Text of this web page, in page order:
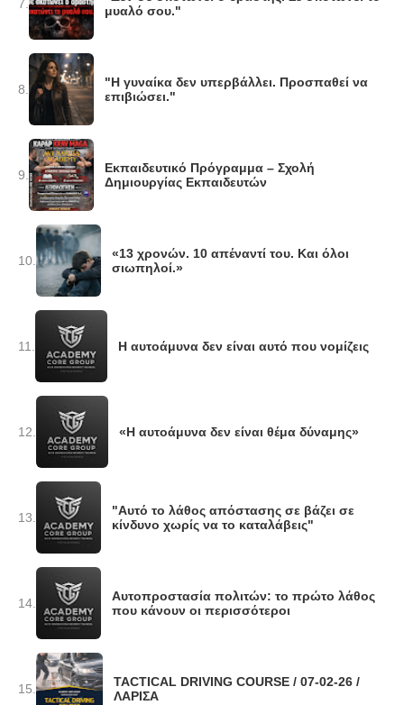
7.
μυαλό σου."
8.
"Η γυναίκα δεν υπερβάλλει. Προσπαθεί να
επιβιώσει."
9.
Εκπαιδευτικό Πρόγραμμα – Σχολή
Δημιουργίας Εκπαιδευτών
10.
«13 χρονών. 10 απέναντί του. Και όλοι
σιωπηλοί.»
11. Η αυτοάμυνα δεν είναι αυτό που νομίζεις
12. «Η αυτοάμυνα δεν είναι θέμα δύναμης»
13.
"Αυτό το λάθος απόστασης σε βάζει σε
κίνδυνο χωρίς να το καταλάβεις"
14.
Αυτοπροστασία πολιτών: το πρώτο λάθος
που κάνουν οι περισσότεροι
15.
TACTICAL DRIVING COURSE / 07-02-26 /
ΛΑΡΙΣΑ